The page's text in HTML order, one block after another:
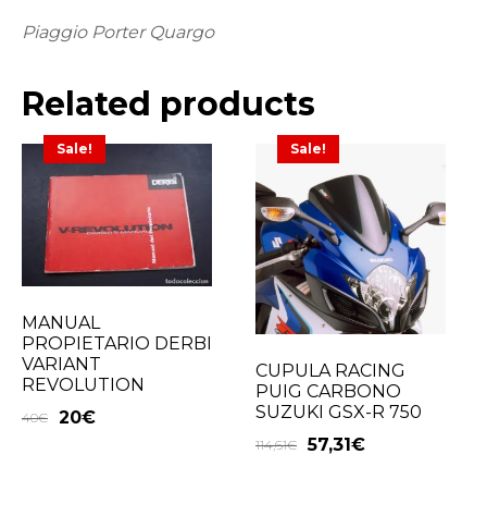
Piaggio Porter Quargo
Related products
Sale!
MANUAL
PROPIETARIO DERBI
VARIANT
REVOLUTION
40€ 20€
Sale!
CUPULA RACING
PUIG CARBONO
SUZUKI GSX-R 750
114,61€ 57,31€